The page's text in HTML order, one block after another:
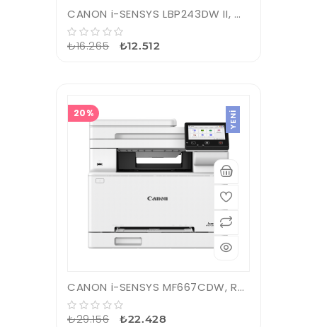
CANON i-SENSYS LBP243DW II, Wi-Fi, Lan, Duplex, Mono Lazer, Yazıcı (Dakikada 36 Sayfa), ORİJİNAL TONERLİ
₺16.265 ₺12.512
20% YENI
CANON i-SENSYS MF667CDW, Renkli Lazer Yazıcı, Tarayıcı, Fotokopi, Fax, Wifi, Lan, Duplex
₺29.156 ₺22.428